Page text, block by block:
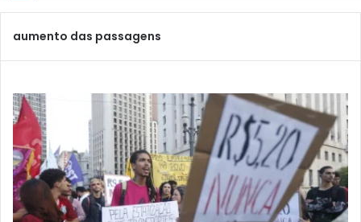
aumento das passagens